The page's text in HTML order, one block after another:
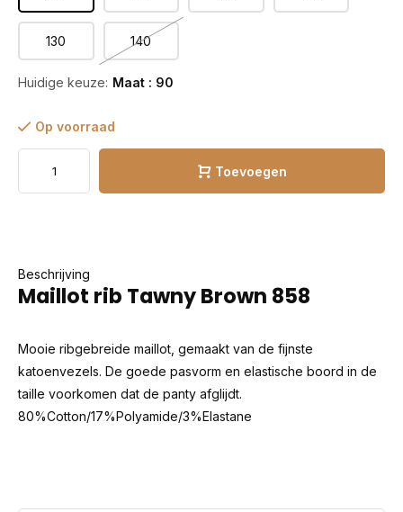
130 140
Huidige keuze: Maat : 90
Op voorraad
Toevoegen
Beschrijving
Maillot rib Tawny Brown 858
Mooie ribgebreide maillot, gemaakt van de fijnste
katoenvezels. De goede pasvorm en elastische boord in de
taille voorkomen dat de panty afglijdt.
80%Cotton/17%Polyamide/3%Elastane